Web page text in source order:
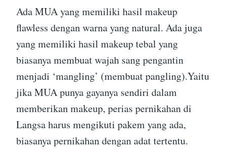
Ada MUA yang memiliki hasil makeup
flawless dengan warna yang natural. Ada juga
yang memiliki hasil makeup tebal yang
biasanya membuat wajah sang pengantin
menjadi ‘mangling’ (membuat pangling).Yaitu
jika MUA punya gayanya sendiri dalam
memberikan makeup, perias pernikahan di
Langsa harus mengikuti pakem yang ada,
biasanya pernikahan dengan adat tertentu.